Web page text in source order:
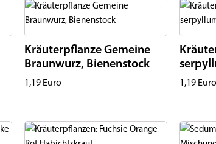
Kräuterpflanze Gemeine
Braunwurz, Bienenstock
1,19 Euro 1,19 Euro